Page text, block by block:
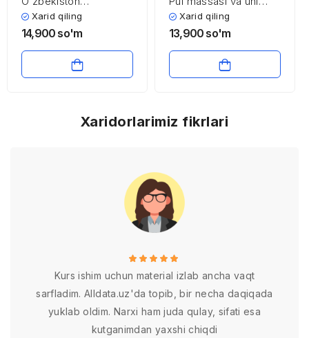
Respublikasini yanada
rivojlantirish bo’yicha
strategiyasida qishloq
xo’jaligini
bo’yicha amalga
Xarid qiling
14,900 so'm
tartibga solish
muammolari
Xarid qiling
13,900 so'm
Xaridorlarimiz fikrlari
Kurs ishim uchun material izlab ancha vaqt
sarfladim. Alldata.uz'da topib, bir necha daqiqada
yuklab oldim. Narxi ham juda qulay, sifati esa
kutganimdan yaxshi chiqdi